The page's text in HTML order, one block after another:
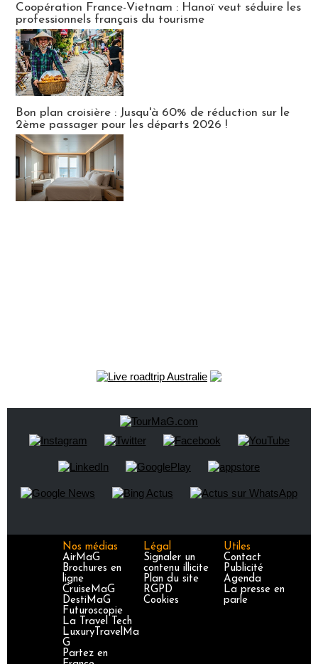
Coopération France-Vietnam : Hanoï veut séduire les
professionnels français du tourisme
Bon plan croisière : Jusqu'à 60% de réduction sur le
2ème passager pour les départs 2026 !
Nos médias
AirMaG
Brochures en
ligne
CruiseMaG
DestiMaG
Futuroscopie
La Travel Tech
LuxuryTravelMa
G
Partez en
Légal
Signaler un
contenu illicite
Plan du site
RGPD
Cookies
Utiles
Contact
Publicité
Agenda
La presse en
parle